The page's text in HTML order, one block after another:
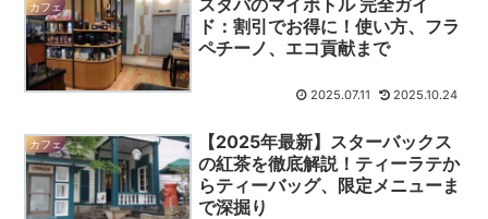
カフェ
ド：割引でお得に！使い方、フラ
ペチーノ、エコ貢献まで
2025.07.11 2025.10.24
カフェ
【2025年最新】スターバックス
の紅茶を徹底解説！ティーラテか
らティーバッグ、限定メニューま
で深掘り